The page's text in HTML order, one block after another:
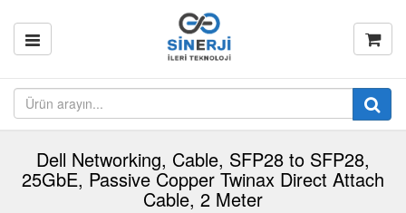
Dell Networking, Cable, SFP28 to SFP28,
25GbE, Passive Copper Twinax Direct Attach
Cable, 2 Meter